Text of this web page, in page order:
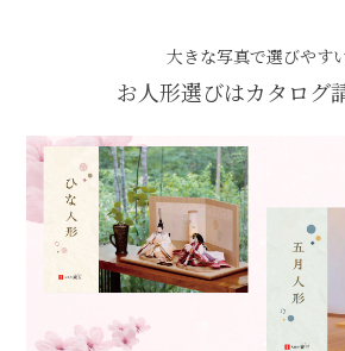
大きな写真で選びやす
お人形選びはカタログ